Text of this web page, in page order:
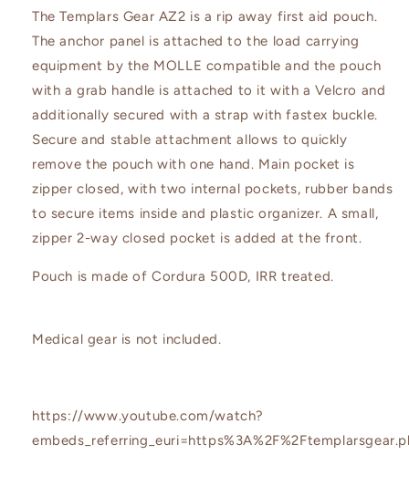
The Templars Gear AZ2 is a rip away first aid pouch.
The anchor panel is attached to the load carrying
equipment by the MOLLE compatible and the pouch
with a grab handle is attached to it with a Velcro and
additionally secured with a strap with fastex buckle.
Secure and stable attachment allows to quickly
remove the pouch with one hand. Main pocket is
zipper closed, with two internal pockets, rubber bands
to secure items inside and plastic organizer. A small,
zipper 2-way closed pocket is added at the front.
Pouch is made of Cordura 500D, IRR treated.
Medical gear is not included.
https://www.youtube.com/watch?